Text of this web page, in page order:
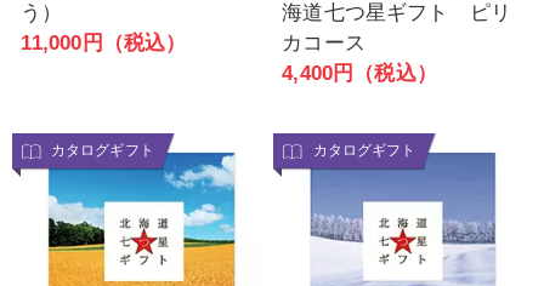
う）
11,000円（税込）
海道七つ星ギフト ピリ
カコース
4,400円（税込）
カタログギフト カタログギフト